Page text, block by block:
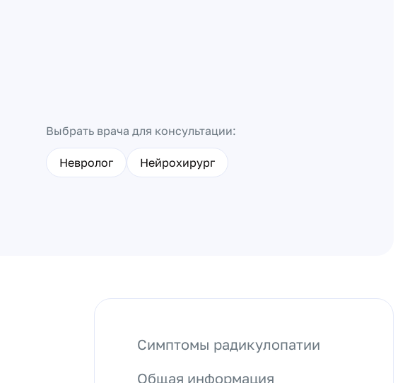
Выбрать врача для консультации:
Невролог Нейрохирург
Симптомы радикулопатии
Общая информация